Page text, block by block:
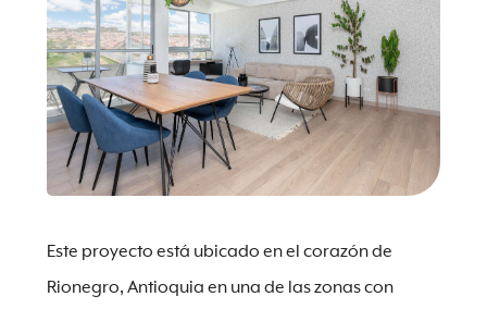
Este proyecto está ubicado en el corazón de
Rionegro, Antioquia en una de las zonas con